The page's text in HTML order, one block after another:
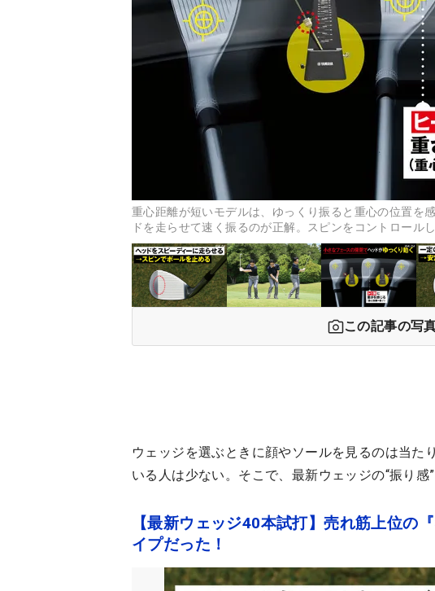
重心距離が短いモデルは、ゆっくり振ると重心の位置を
ドを走らせて速く振るのが正解。スピンをコントロール
この記事の写
ウェッジを選ぶときに顔やソールを見るのは当た
いる人は少ない。そこで、最新ウェッジの“振り感
【最新ウェッジ40本試打】売れ筋上位の
イプだった！